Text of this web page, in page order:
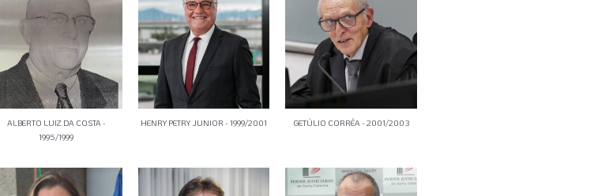
ALBERTO LUIZ DA COSTA -
1995/1999
HENRY PETRY JUNIOR - 1999/2001 GETÚLIO CORRÊA - 2001/2003